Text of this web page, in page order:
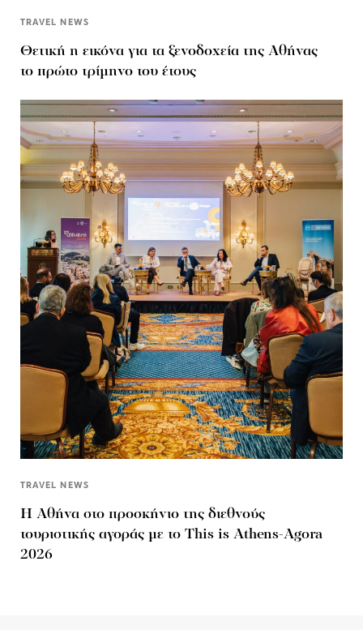
TRAVEL NEWS
Θετική η εικόνα για τα ξενοδοχεία της Αθήνας
το πρώτο τρίμηνο του έτους
TRAVEL NEWS
Η Αθήνα στο προσκήνιο της διεθνούς
τουριστικής αγοράς με το This is Athens-Agora
2026